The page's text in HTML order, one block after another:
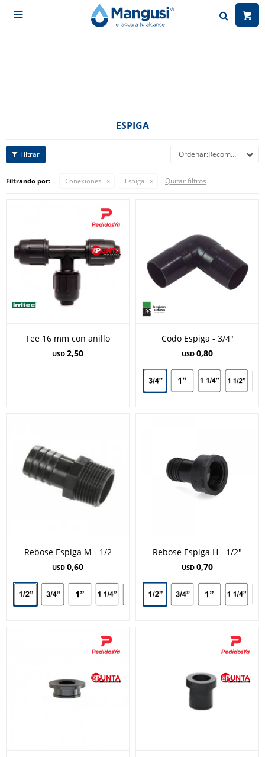

ESPIGA
Recomendados
Filtrando por: Conexiones Espiga Quitar filtros
Tee 16 mm con anillo
USD 2,50
Codo Espiga - 3/4"
USD 0,80
Rebose Espiga M - 1/2
USD 0,60
Rebose Espiga H - 1/2"
USD 0,70